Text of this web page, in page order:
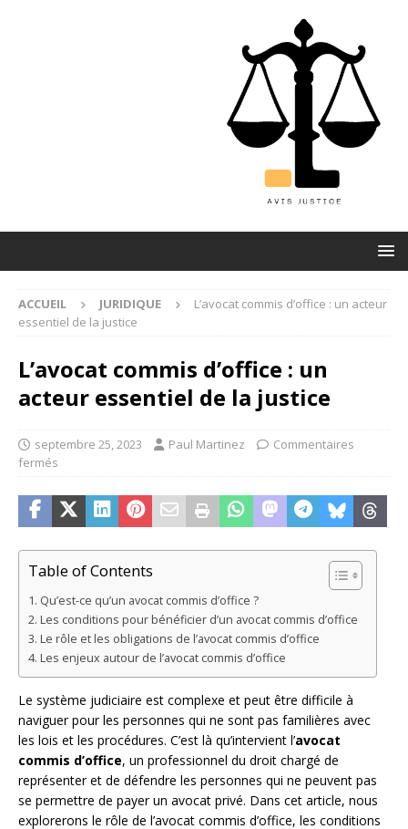
ACCUEIL JURIDIQUE
L’avocat commis d’office : un acteur
essentiel de la justice
L’avocat commis d’office : un
acteur essentiel de la justice
septembre 25, 2023 Paul Martinez
Commentaires
fermés
Table of Contents
Qu’est-ce qu’un avocat commis d’office ?
Les conditions pour bénéficier d’un avocat commis d’office
Le rôle et les obligations de l’avocat commis d’office
Les enjeux autour de l’avocat commis d’office
Le système judiciaire est complexe et peut être difficile à
naviguer pour les personnes qui ne sont pas familières avec
les lois et les procédures. C’est là qu’intervient l’avocat
commis d’office, un professionnel du droit chargé de
représenter et de défendre les personnes qui ne peuvent pas
se permettre de payer un avocat privé. Dans cet article, nous
explorerons le rôle de l’avocat commis d’office, les conditions